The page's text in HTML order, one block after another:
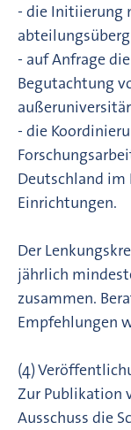
- die Initiierung
- auf Anfrage
Begutachtung
- die
Deutschland
Einrichtungen.
Der
jährlich
zusammen.
Empfehlungen
(4)
Zur Publikation
Ausschuss die